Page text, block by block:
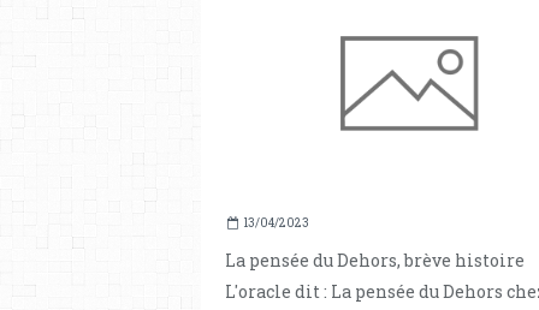
13/04/2023
La pensée du Dehors, brève histoire
L'oracle dit : La pensée du Dehors